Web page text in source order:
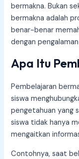
bermakna. Bukan
bermakna adalah
benar-benar
dengan
Apa Itu
Pembelajaran
siswa
pengetahuan yang
siswa tidak hanya
mengaitkan
Contohnya, saat